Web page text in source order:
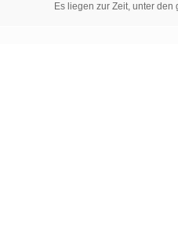
Es liegen zur Zeit, unter